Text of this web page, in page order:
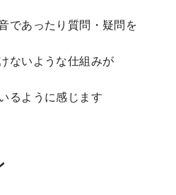
であったり質問・疑問を
ないような仕組みが
るように感じます